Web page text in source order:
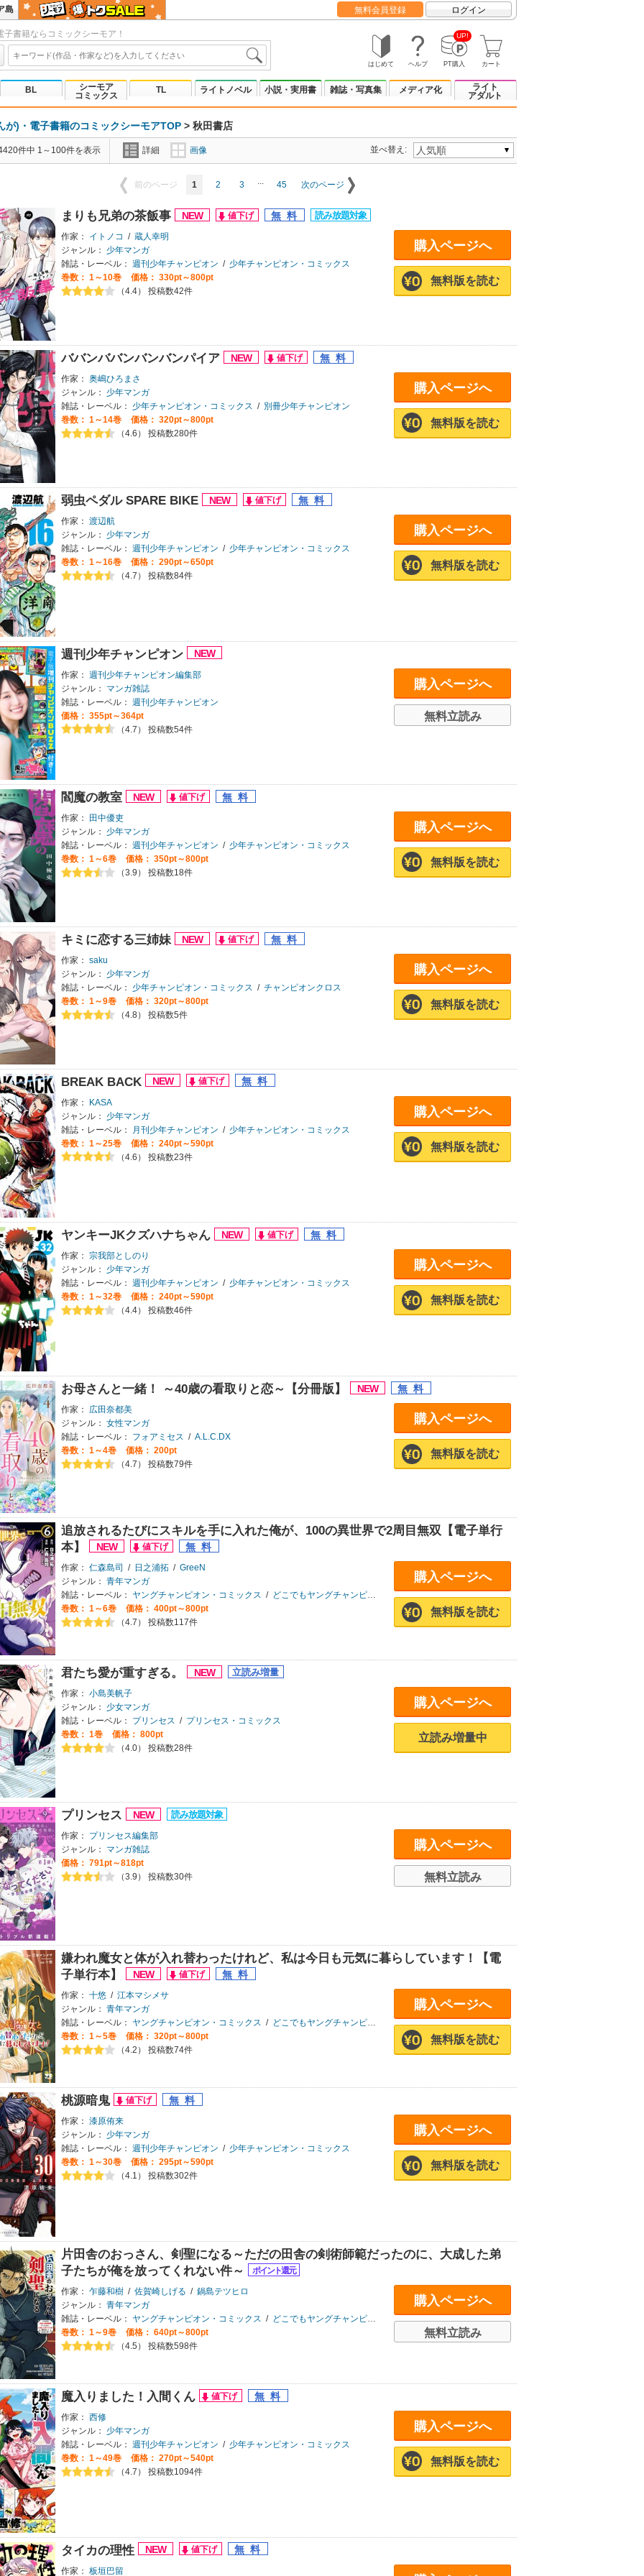
島 無料会員登録 ログイン
書籍ならコミックシーモア！
はじめて ヘルプ
UP!
PT購入 カート
BL
シーモア
コミックス
TL ライトノベル 小説・実用書 雑誌・写真集 メディア化
ライト
アダルト
が)・電子書籍のコミックシーモアTOP > 秋田書店
件中 1～100件を表示 詳細 画像 並べ替え:
前のページ 1 2 3 ... 45 次のページ
まりも兄弟の茶飯事
作家： イトノコ / 蔵人幸明
ジャンル：
少年マンガ
雑誌・レーベル： 週刊少年チャンピオン / 少年チャンピオン・コミックス
巻数： 1～10巻
価格： 330pt～800pt
（4.4） 投稿数42件
購入ページへ
無料版を読む
ババンババンバンバンパイア
作家： 奥嶋ひろまさ
ジャンル：
少年マンガ
雑誌・レーベル：
少年チャンピオン・コミックス / 別冊少年チャンピオン
巻数： 1～14巻
価格： 320pt～800pt
（4.6） 投稿数280件
購入ページへ
無料版を読む
弱虫ペダル SPARE BIKE
作家： 渡辺航
ジャンル：
少年マンガ
雑誌・レーベル： 週刊少年チャンピオン / 少年チャンピオン・コミックス
巻数： 1～16巻
価格： 290pt～650pt
（4.7） 投稿数84件
購入ページへ
無料版を読む
週刊少年チャンピオン
作家： 週刊少年チャンピオン編集部
ジャンル：
マンガ雑誌
雑誌・レーベル： 週刊少年チャンピオン
価格： 355pt～364pt
（4.7） 投稿数54件
購入ページへ
無料立読み
閻魔の教室
作家：
田中優吏
ジャンル：
少年マンガ
雑誌・レーベル： 週刊少年チャンピオン / 少年チャンピオン・コミックス
巻数： 1～6巻
価格： 350pt～800pt
（3.9） 投稿数18件
購入ページへ
無料版を読む
キミに恋する三姉妹
作家： saku
ジャンル：
少年マンガ
雑誌・レーベル：
少年チャンピオン・コミックス / チャンピオンクロス
巻数： 1～9巻
価格： 320pt～800pt
（4.8） 投稿数5件
購入ページへ
無料版を読む
BREAK BACK
作家：
KASA
ジャンル：
少年マンガ
雑誌・レーベル：
月刊少年チャンピオン / 少年チャンピオン・コミックス
巻数： 1～25巻
価格： 240pt～590pt
（4.6） 投稿数23件
購入ページへ
無料版を読む
ヤンキーJKクズハナちゃん
作家： 宗我部としのり
ジャンル：
少年マンガ
雑誌・レーベル： 週刊少年チャンピオン / 少年チャンピオン・コミックス
巻数： 1～32巻
価格： 240pt～590pt
（4.4） 投稿数46件
購入ページへ
無料版を読む
お母さんと一緒！ ～40歳の看取りと恋～【分冊版】
作家：
広田奈都美
ジャンル： 女性マンガ
雑誌・レーベル：
フォアミセス / A.L.C.DX
巻数： 1～4巻
価格： 200pt
（4.7） 投稿数79件
購入ページへ
無料版を読む
追放されるたびにスキルを手に入れた俺が、100の異世界で2周目無双【電子単行
本】
作家： 仁森島司 / 日之浦拓 / GreeN
ジャンル： 青年マンガ
雑誌・レーベル：
ヤングチャンピオン・コミックス /
どこでもヤングチャンピオン
巻数： 1～6巻
価格： 400pt～800pt
（4.7） 投稿数117件
購入ページへ
無料版を読む
君たち愛が重すぎる。
作家： 小島美帆子
ジャンル：
少女マンガ
雑誌・レーベル：
プリンセス / プリンセス・コミックス
巻数： 1巻
価格： 800pt
（4.0） 投稿数28件
購入ページへ
立読み増量中
プリンセス
作家：
プリンセス編集部
ジャンル：
マンガ雑誌
価格： 791pt～818pt
（3.9） 投稿数30件
購入ページへ
無料立読み
嫌われ魔女と体が入れ替わったけれど、私は今日も元気に暮らしています！【電
子単行本】
作家： 十悠 / 江本マシメサ
ジャンル： 青年マンガ
雑誌・レーベル：
ヤングチャンピオン・コミックス /
どこでもヤングチャンピオン
巻数： 1～5巻
価格： 320pt～800pt
（4.2） 投稿数74件
購入ページへ
無料版を読む
桃源暗鬼
作家： 漆原侑来
ジャンル：
少年マンガ
雑誌・レーベル： 週刊少年チャンピオン / 少年チャンピオン・コミックス
巻数： 1～30巻
価格： 295pt～590pt
（4.1） 投稿数302件
購入ページへ
無料版を読む
片田舎のおっさん、剣聖になる～ただの田舎の剣術師範だったのに、大成した弟
子たちが俺を放ってくれない件～
作家： 乍藤和樹 / 佐賀崎しげる / 鍋島テツヒロ
ジャンル： 青年マンガ
雑誌・レーベル：
ヤングチャンピオン・コミックス /
どこでもヤングチャンピオン
巻数： 1～9巻
価格： 640pt～800pt
（4.5） 投稿数598件
購入ページへ
無料立読み
魔入りました！入間くん
作家： 西修
ジャンル：
少年マンガ
雑誌・レーベル： 週刊少年チャンピオン / 少年チャンピオン・コミックス
巻数： 1～49巻
価格： 270pt～540pt
（4.7） 投稿数1094件
購入ページへ
無料版を読む
タイカの理性
作家： 板垣巴留